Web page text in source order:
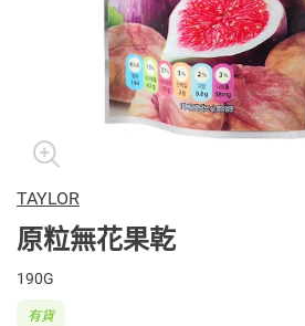
TAYLOR
原粒無花果乾
190G
有貨